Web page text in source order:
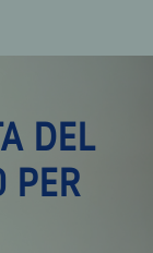
DEL
PER